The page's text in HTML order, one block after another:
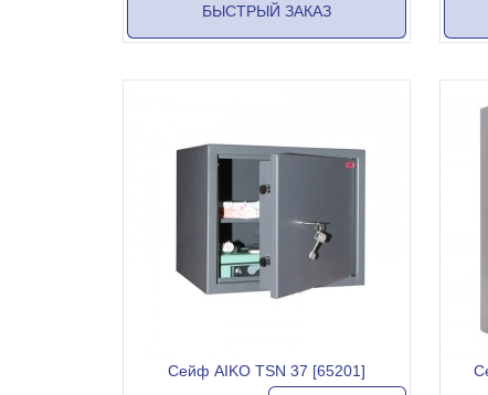
БЫСТРЫЙ ЗАКАЗ
Сейф AIKO TSN 37 [65201]